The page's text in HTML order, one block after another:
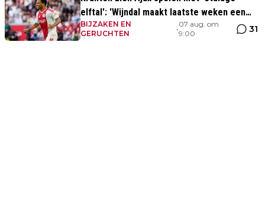
elftal': 'Wijndal maakt laatste weken een
prima indruk'
BIJZAKEN EN
GERUCHTEN
•
07 aug. om
9:00
31